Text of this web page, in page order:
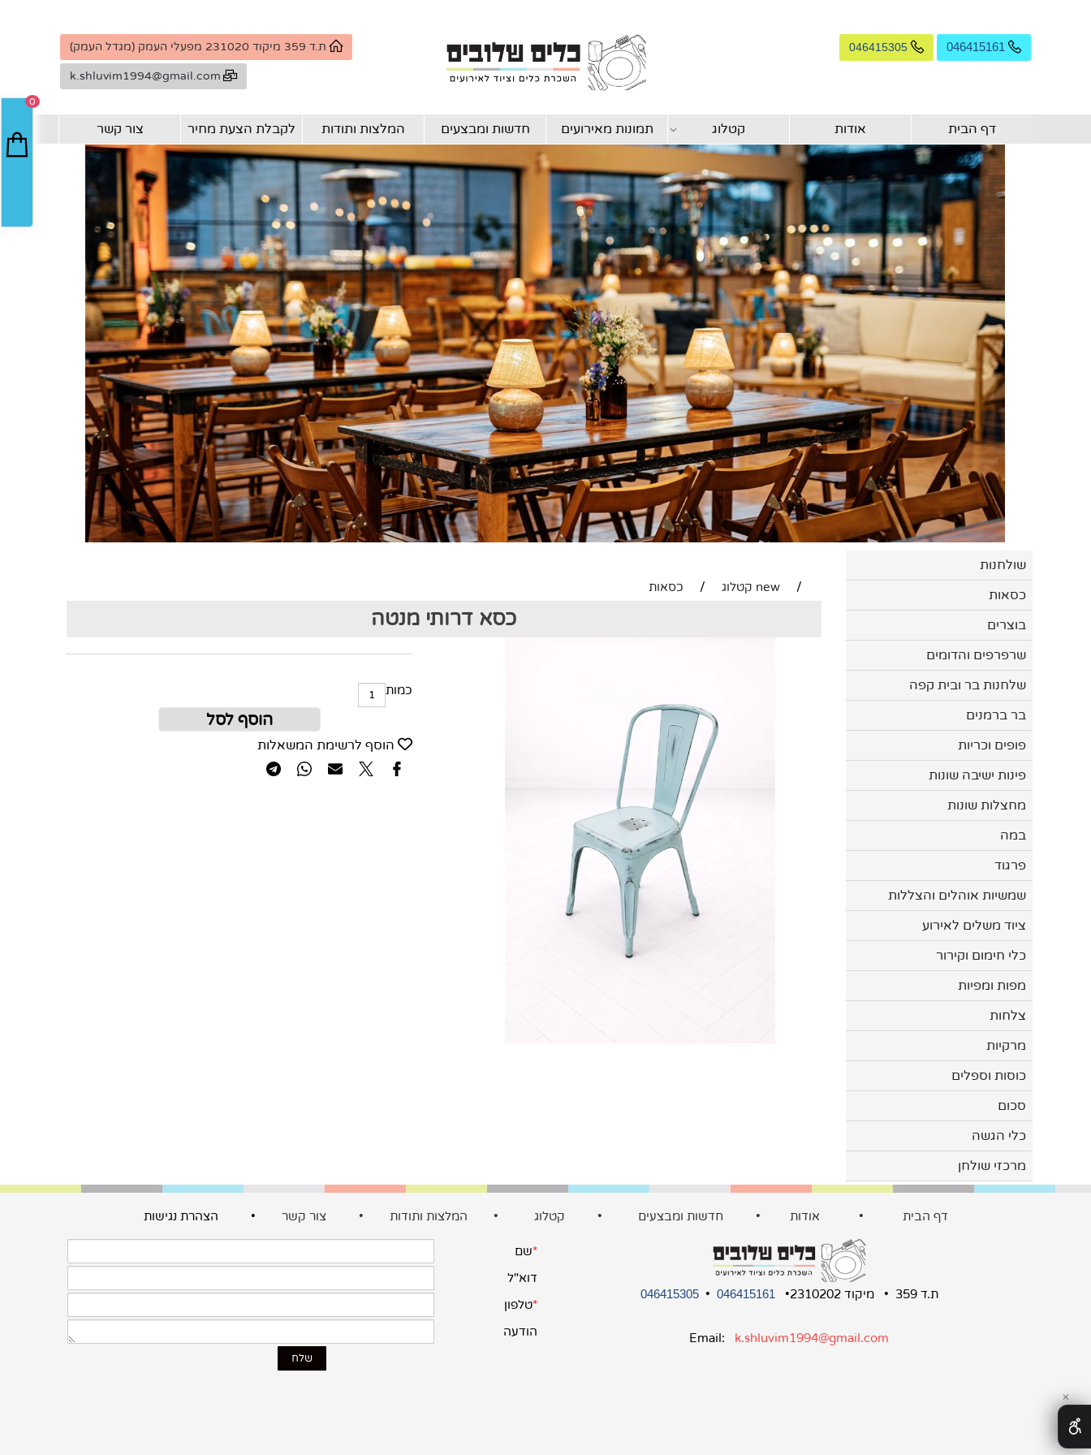
046415161
046415305 ת.ד 359 מיקוד 231020 מפעלי העמק (מגדל העמק)
k.shluvim1994@gmail.com
דף הבית אודות קטלוג תמונות מאירועים חדשות ומבצעים המלצות ותודות לקבלת הצעת מחיר צור קשר
שולחנות
כסאות
בוצרים
שרפרפים והדומים
שלחנות בר ובית קפה
בר ברמנים
פופים וכריות
פינות ישיבה שונות
מחצלות שונות
במה
פרגוד
שמשיות אוהלים והצללות
ציוד משלים לאירוע
כלי חימום וקירור
מפות ומפיות
צלחות
מרקיות
כוסות וספלים
סכום
כלי הגשה
מרכזי שולחן
/ new קטלוג / כסאות
כסא דרותי מנטה
כמות
הוסף לסל
הוסף לרשימת המשאלות
0
דף הבית • אודות • חדשות ומבצעים • קטלוג • המלצות ותודות • צור קשר • הצהרת נגישות
ת.ד 359 • מיקוד 2310202• 046415161
•
046415305
Email: k.shluvim1994@gmail.com
✕